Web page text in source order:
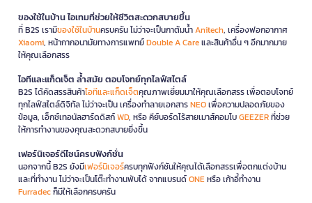
ของใช้ในบ้าน ไอเทมที่ช่วยให้ชีวิตสะดวกสบายขึ้น
ที่ B2S เรามีของใช้ในบ้านครบครัน ไม่ว่าจะเป็นกาต้มน้ำAnitech, เครื่องฟอกอากาศ
Xiaomi, หน้ากากอนามัยทางการแพทย์Double A Careและสินค้าอื่น ๆ อีกมากมาย
ให้คุณเลือกสรร
ไอทีและแก็ดเจ็ต ล้ำสมัย ตอบโจทย์ทุกไลฟ์สไตล์
B2S ได้คัดสรรสินค้าไอทีและแก็ดเจ็ตคุณภาพเยี่ยมมาให้คุณเลือกสรร เพื่อตอบโจทย์
ทุกไลฟ์สไตล์ดิจิทัล ไม่ว่าจะเป็น เครื่องทำลายเอกสารNEOเพื่อความปลอดภัยของ
ข้อมูล, เอ็กซ์เทอนัลฮาร์ดดิสก์WD, หรือ คีย์บอร์ดไร้สายเมาส์คอมโบGEEZERที่ช่วย
ให้การทำงานของคุณสะดวกสบายยิ่งขึ้น
เฟอร์นิเจอร์ดีไซน์ครบฟังก์ชั่น
นอกจากนี้ B2S ยังมีเฟอร์นิเจอร์ครบทุกฟังก์ชันให้คุณได้เลือกสรรเพื่อตกแต่งบ้าน
และที่ทำงาน ไม่ว่าจะเป็นโต๊ะทำงานพับได้ จากแบรนด์ONEหรือ เก้าอี้ทำงาน
Furradecก็มีให้เลือกครบครัน